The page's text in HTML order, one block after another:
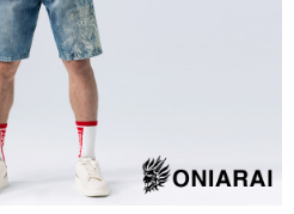
」之契約關係目的，商店將以您的個人
予台灣大哥大進項蒐集、處理及利用，
資料之確認、核對及更正。
結：
https://oppay.tw/userRule
付 」之結帳頁面顯示為準，若有關於
等相關疑問，請聯繫「AFTEE先享後付
support/home
供之「AFTEE先享後付」服務完成之交
人資料，並將交易相關給付款項請求債
以下網址：
上)免運費
上)免運費